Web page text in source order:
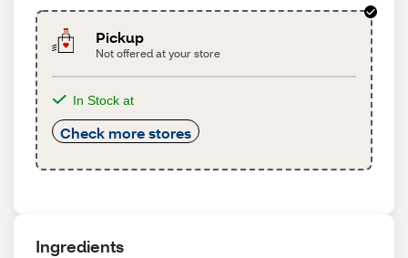
Pickup
Not offered at your store
In Stock at
Check more stores
Ingredients